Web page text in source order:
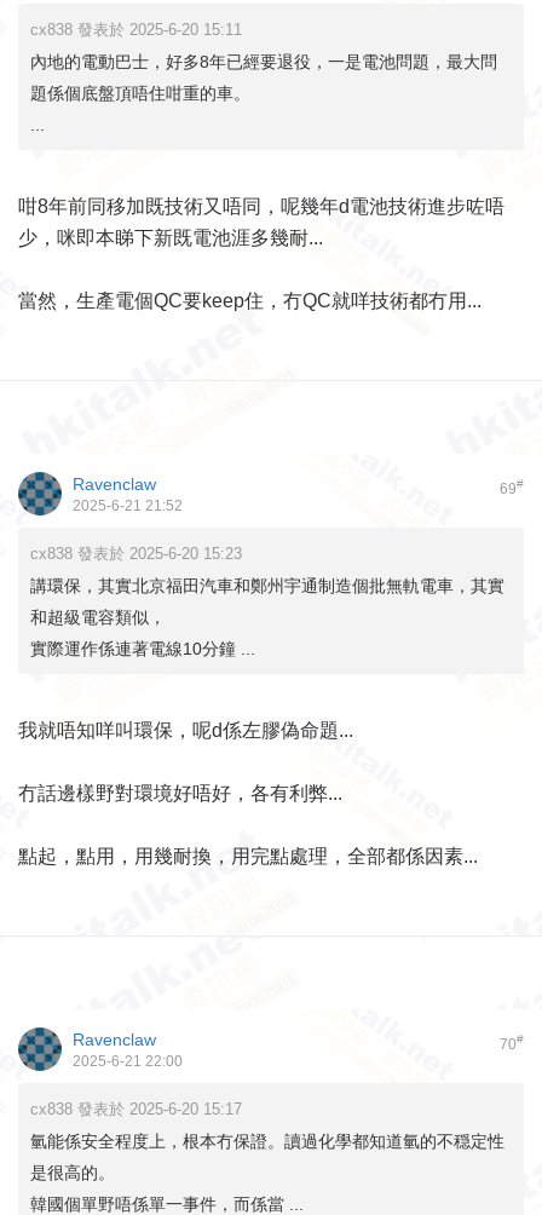
cx838 發表於 2025-6-20 15:11
內地的電動巴士，好多8年已經要退役，一是電池問題，最大問
題係個底盤頂唔住咁重的車。
咁8年前同移加既技術又唔同，呢幾年d電池技術進步咗唔
少，咪即本睇下新既電池涯多幾耐...
當然，生產電個QC要keep住，冇QC就咩技術都冇用...
69#
Ravenclaw
2025-6-21 21:52
cx838 發表於 2025-6-20 15:23
講環保，其實北京福田汽車和鄭州宇通制造個批無軌電車，其實
和超級電容類似，
實際運作係連著電線10分鐘 ...
我就唔知咩叫環保，呢d係左膠偽命題...
冇話邊樣野對環境好唔好，各有利弊...
點起，點用，用幾耐換，用完點處理，全部都係因素...
70#
Ravenclaw
2025-6-21 22:00
cx838 發表於 2025-6-20 15:17
氫能係安全程度上，根本冇保證。讀過化學都知道氫的不穏定性
是很高的。
韓國個單野唔係單一事件，而係當 ...